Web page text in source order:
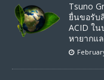
Tsuno
ยื่นขอรับ
ACID ใ
หายากแ